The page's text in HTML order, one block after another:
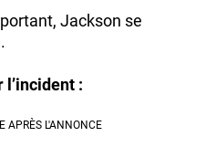
Jackson se
l’incident :